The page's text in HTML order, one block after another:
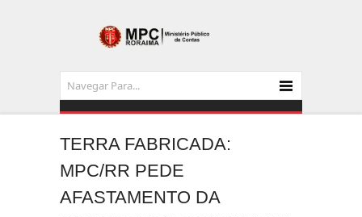
TERRA FABRICADA:
MPC/RR PEDE
AFASTAMENTO DA